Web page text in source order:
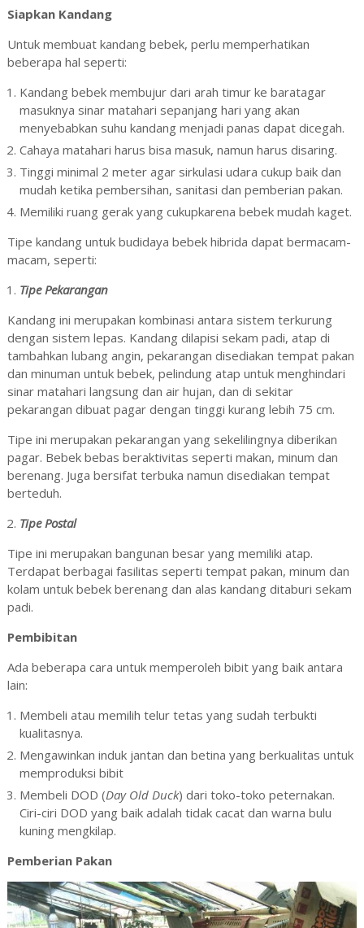
Siapkan Kandang
Untuk membuat kandang bebek, perlu memperhatikan
beberapa hal seperti:
Kandang bebek membujur dari arah timur ke baratagar
masuknya sinar matahari sepanjang hari yang akan
menyebabkan suhu kandang menjadi panas dapat dicegah.
Cahaya matahari harus bisa masuk, namun harus disaring.
Tinggi minimal 2 meter agar sirkulasi udara cukup baik dan
mudah ketika pembersihan, sanitasi dan pemberian pakan.
Memiliki ruang gerak yang cukupkarena bebek mudah kaget.
Tipe kandang untuk budidaya bebek hibrida dapat bermacam-
macam, seperti:
Tipe Pekarangan
Kandang ini merupakan kombinasi antara sistem terkurung
dengan sistem lepas. Kandang dilapisi sekam padi, atap di
tambahkan lubang angin, pekarangan disediakan tempat pakan
dan minuman untuk bebek, pelindung atap untuk menghindari
sinar matahari langsung dan air hujan, dan di sekitar
pekarangan dibuat pagar dengan tinggi kurang lebih 75 cm.
Tipe ini merupakan pekarangan yang sekelilingnya diberikan
pagar. Bebek bebas beraktivitas seperti makan, minum dan
berenang. Juga bersifat terbuka namun disediakan tempat
berteduh.
Tipe Postal
Tipe ini merupakan bangunan besar yang memiliki atap.
Terdapat berbagai fasilitas seperti tempat pakan, minum dan
kolam untuk bebek berenang dan alas kandang ditaburi sekam
padi.
Pembibitan
Ada beberapa cara untuk memperoleh bibit yang baik antara
lain:
Membeli atau memilih telur tetas yang sudah terbukti
kualitasnya.
Mengawinkan induk jantan dan betina yang berkualitas untuk
memproduksi bibit
Membeli DOD (Day Old Duck) dari toko-toko peternakan.
Ciri-ciri DOD yang baik adalah tidak cacat dan warna bulu
kuning mengkilap.
Pemberian Pakan